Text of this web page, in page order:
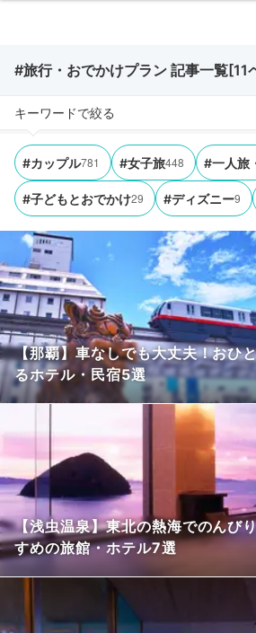
#旅行・おでかけプラン 記事一覧[11
キーワードで絞る
#カップル781 #女子旅448 #一人旅
#子どもとおでかけ29 #ディズニー9
【那覇】車なしでも大丈夫！おひ
るホテル・民宿5選
【浅虫温泉】東北の熱海でのんび
すめの旅館・ホテル7選